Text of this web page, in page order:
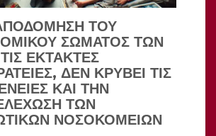
ΤΟΥ
ΣΩΜΑΤΟΣ ΤΩΝ
ΕΚΤΑΚΤΕΣ
ΔΕΝ ΚΡΥΒΕΙ ΤΙΣ
ΚΑΙ ΤΗΝ
ΤΩΝ
ΝΟΣΟΚΟΜΕΙΩΝ